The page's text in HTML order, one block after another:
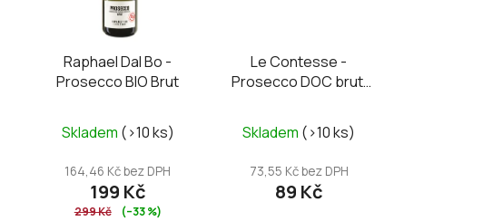
d
u
t
ů
Raphael Dal Bo -
Prosecco BIO Brut
Skladem (>10 ks)
164,46 Kč bez DPH
199 Kč
299 Kč (–33 %)
Le Contesse -
Prosecco DOC brut,
Skladem (>10 ks)
73,55 Kč bez DPH
89 Kč